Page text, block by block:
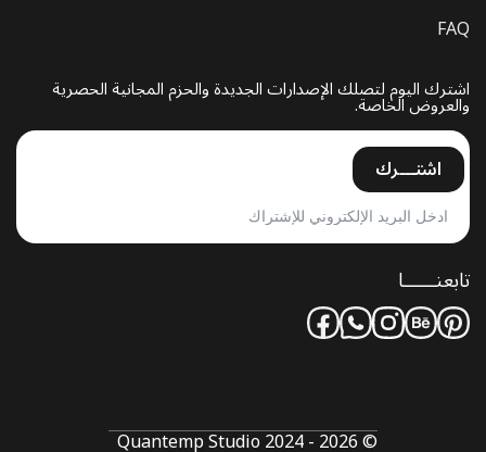
FAQ
اشترك اليوم لتصلك الإصدارات الجديدة والحزم المجانية الحصرية
والعروض الخاصة.
اشتـــرك
تابعنــــــا
© Quantemp Studio 2024 - 2026